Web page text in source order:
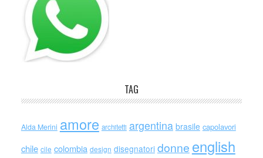
TAG
Alda Merini amore architetti argentina brasile capolavori
chile cile colombia design disegnatori donne english